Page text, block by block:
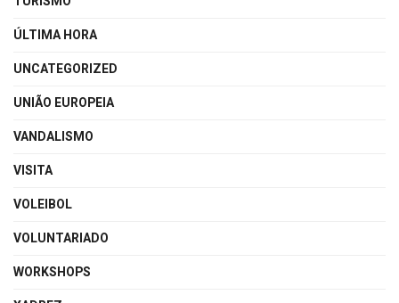
ÚLTIMA HORA
UNCATEGORIZED
UNIÃO EUROPEIA
VANDALISMO
VISITA
VOLEIBOL
VOLUNTARIADO
WORKSHOPS